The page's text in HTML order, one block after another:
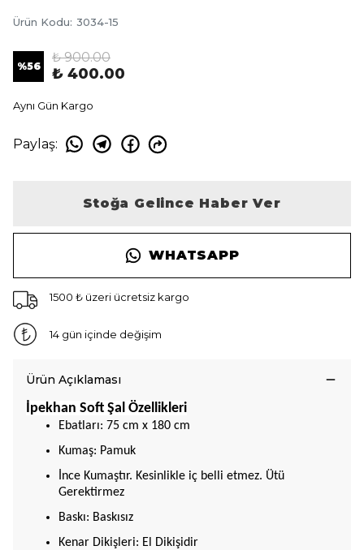
Ürün Kodu: 3034-15
%56
₺ 900.00
₺ 400.00
Aynı Gün Kargo
Paylaş:
Stoğa Gelince Haber Ver
WHATSAPP
1500 ₺ üzeri ücretsiz kargo
14 gün içinde değişim
Ürün Açıklaması
İpekhan Soft Şal Özellikleri
Ebatları: 75 cm x 180 cm
Kumaş: Pamuk
İnce Kumaştır. Kesinlikle iç belli etmez. Ütü
Gerektirmez
Baskı: Baskısız
Kenar Dikişleri: El Dikişidir